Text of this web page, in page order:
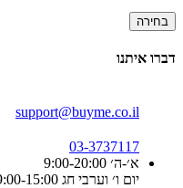
בחירה
דברו איתנו
support@buyme.co.il
03-3737117
א׳-ה׳ 9:00-20:00
יום ו׳ וערבי חג 9:00-15:00